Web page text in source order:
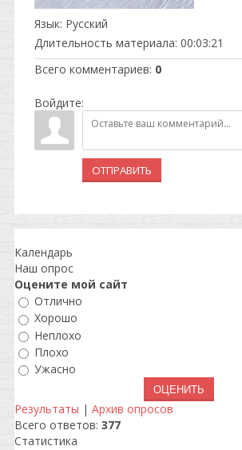
Язык: Русский
Длительность материала: 00:03:21
Всего комментариев: 0
Войдите:
ОТПРАВИТЬ
Календарь
Наш опрос
Оцените мой сайт
Отлично
Хорошо
Неплохо
Плохо
Ужасно
Результаты | Архив опросов
Всего ответов: 377
Статистика